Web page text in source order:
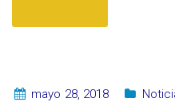
mayo 28, 2018